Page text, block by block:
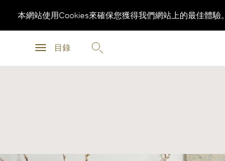
目錄
本網站使用Cookies來確保您獲得我們網站上的最佳體驗。